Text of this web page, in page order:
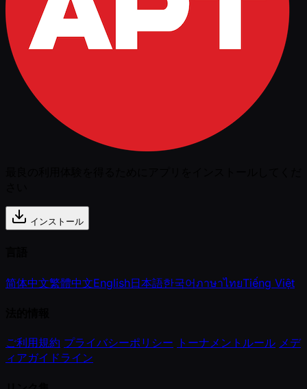
インストール
简体中文繁體中文English日本語한국어ภาษาไทยTiếng Việt
ご利用規約 プライバシーポリシー トーナメントルール メデ
ィアガイドライン